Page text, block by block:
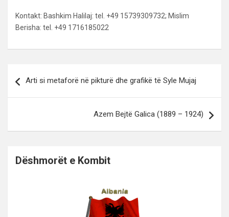
Kontakt: Bashkim Halilaj: tel. +49 15739309732; Mislim
Berisha: tel. +49 1716185022
te
Arti si metaforë në pikturë dhe grafikë të Syle Mujaj
Azem Bejtë Galica (1889 – 1924)
Dëshmorët e Kombit